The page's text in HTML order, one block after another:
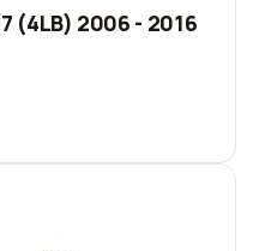
(4LB) 2006 - 2016